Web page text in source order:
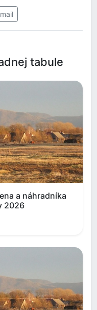
tabule
a náhradníka
2026